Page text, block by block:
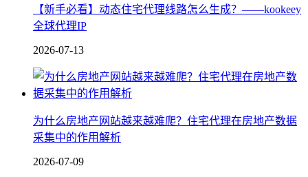
【新手必看】动态住宅代理线路怎么生成？——kookeey
全球代理IP
2026-07-13
为什么房地产网站越来越难爬？住宅代理在房地产数据
采集中的作用解析
2026-07-09